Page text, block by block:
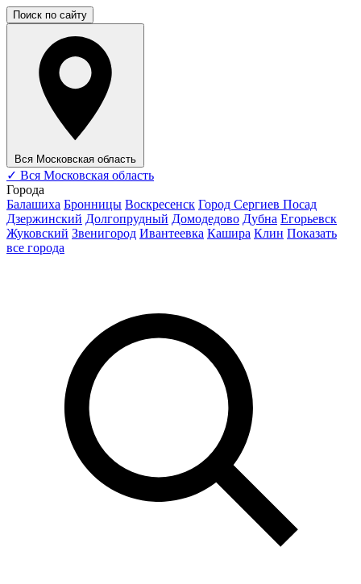
Поиск по сайту
Вся Московская область
✓ Вся Московская область
Города
Балашиха Бронницы Воскресенск Город Сергиев Посад
Дзержинский Долгопрудный Домодедово Дубна Егорьевск
Жуковский Звенигород Ивантеевка Кашира Клин Показать
все города